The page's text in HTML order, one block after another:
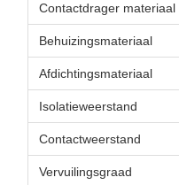
Contactdrager materiaal
Behuizingsmateriaal
Afdichtingsmateriaal
Isolatieweerstand
Contactweerstand
Vervuilingsgraad